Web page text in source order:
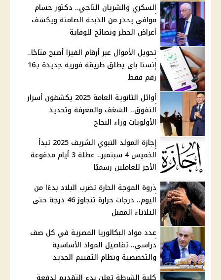
السكري والشريان التاجي.. دكتور حسام
موافي يحذر من الذبحة الصامتة ويكشف
أعراض الخطر ونصائح للوقاية
تحويل الأموال عبر أرقام الفيزا أصبح متاحًا..
إنستا باي يطلق طريقة فورية جديدة بـ16
رقم فقط
أوائل الثانوية العامة 2025 يكشفون أسرار
التفوق.. الشغف والمعرفة وتحديد
الأولويات وراء النجاح
إجازة المولد النبوي الشريف 2025 تبدأ
الخميس 4 سبتمبر.. عطلة 3 أيام مدفوعة
الأجر للعاملين رسميًا
ذروة الموجة الحارة تضرب البلاد بدءًا من
اليوم.. درجات حرارة تتجاوز 46 درجة حتى
الثلاثاء المقبل
عدد مواد البكالوريا المصرية في كل صف
دراسي.. تفاصيل المواد الأساسية
والتخصصية ونظام التقييم الجديد